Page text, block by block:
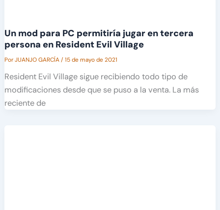
Un mod para PC permitiría jugar en tercera
persona en Resident Evil Village
PorJUANJO GARCÍA/15 de mayo de 2021
Resident Evil Village sigue recibiendo todo tipo de
modificaciones desde que se puso a la venta. La más
reciente de